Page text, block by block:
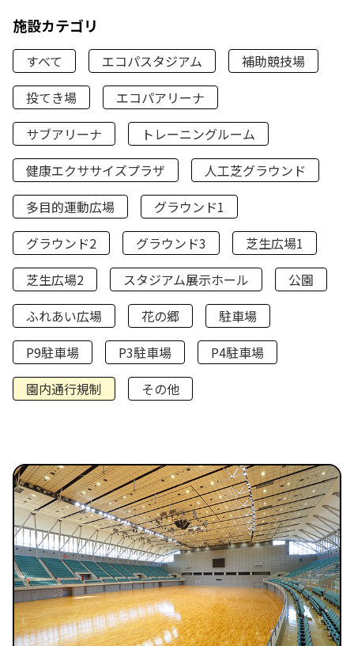
施設カテゴリ
すべて エコパスタジアム
補助競技場
投てき場
エコパアリーナ
サブアリーナ
トレーニングルーム
健康エクササイズプラザ
人工芝グラウンド
多目的運動広場
グラウンド1
グラウンド2
グラウンド3
芝生広場1
芝生広場2
スタジアム展示ホール
公園
ふれあい広場
花の郷
駐車場
P9駐車場
P3駐車場
P4駐車場
園内通行規制
その他